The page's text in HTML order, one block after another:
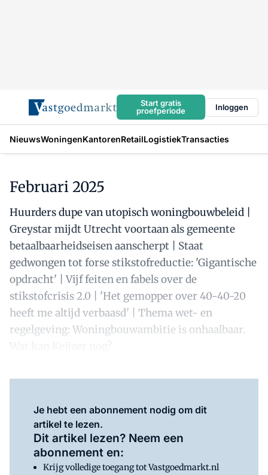
Start gratis
proefperiode
Inloggen
NieuwsWoningenKantorenRetailLogistiekTransacties
Februari 2025
Huurders dupe van utopisch woningbouwbeleid |
Greystar mijdt Utrecht voortaan als gemeente
betaalbaarheidseisen aanscherpt | Staat
gedwongen tot forse stikstofreductie: 'Gigantische
opdracht' | Vijf feiten en fabels over de
stikstofcrisis 2.0 | 'Het gemopper over 40-40-20
heeft me altijd verbaasd' | Thema wet- en
regelgeving: Woningbouwambitie is onhaalbaar.
Je hebt een abonnement nodig om dit
artikel te lezen.
Dit artikel lezen? Neem een
abonnement en:
Krijg volledige toegang tot Vastgoedmarkt.nl